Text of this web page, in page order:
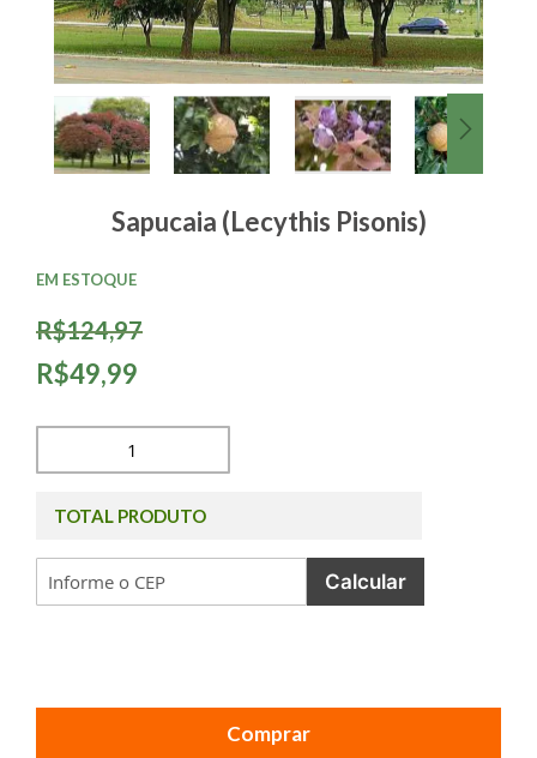
Sapucaia (Lecythis Pisonis)
R$124,97
R$49,99
EM ESTOQUE
TOTAL PRODUTO
Calcular
Comprar